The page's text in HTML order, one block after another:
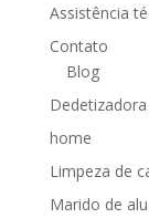
Assistência
Contato
Blog
Dedetizadora
home
Limpeza de
Marido de